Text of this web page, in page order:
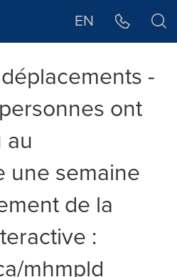
EN
-
ont
une semaine
de la
:
mhmpld